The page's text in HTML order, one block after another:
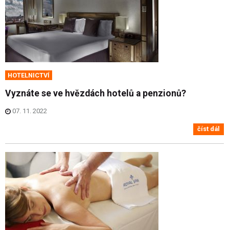
HOTELNICTVÍ
Vyznáte se ve hvězdách hotelů a penzionů?
07. 11. 2022
číst dál